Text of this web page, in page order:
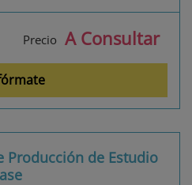
Precio A Consultar
Producción de Estudio